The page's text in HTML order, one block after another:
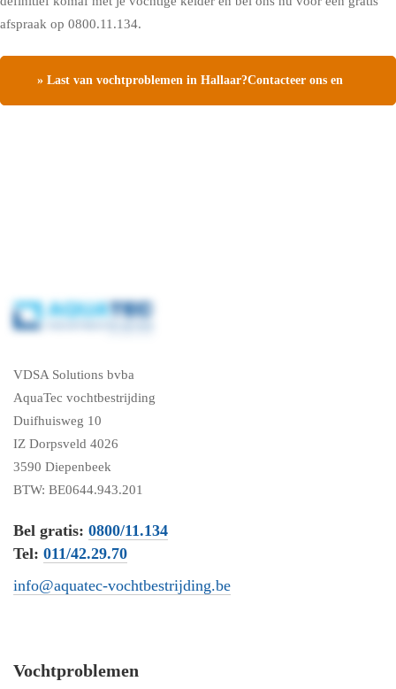
afspraak op 0800.11.134.
» Last van vochtproblemen in Hallaar?Contacteer ons en
VDSA Solutions bvba
AquaTec vochtbestrijding
Duifhuisweg 10
IZ Dorpsveld 4026
3590 Diepenbeek
BTW: BE0644.943.201
Bel gratis: 0800/11.134
Tel: 011/42.29.70
info@aquatec-vochtbestrijding.be
Vochtproblemen